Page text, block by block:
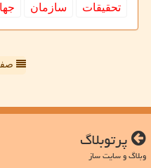
تحقیقات
سازمان
پرتوبلاگ
وبلاگ و سایت ساز